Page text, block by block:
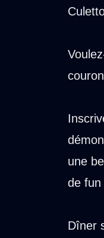
une
de fun
Dîner